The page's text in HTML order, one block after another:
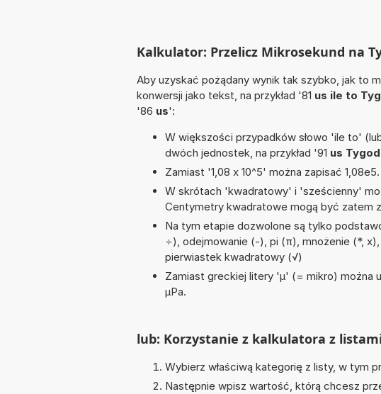
Kalkulator: Przelicz Mikrosekund na
Aby uzyskać pożądany wynik tak szybko, jak to
konwersji jako tekst, na przykład '81 us ile to
'86 us':
W większości przypadków słowo 'ile to'
dwóch jednostek, na przykład '91 us
Zamiast '1,08 x 10^5' można zapisać
W skrótach 'kwadratowy' i 'sześcienny'
Centymetry kwadratowe mogą być zatem
Na tym etapie dozwolone są tylko
÷), odejmowanie (-), pi (π), mnożenie (*,
pierwiastek kwadratowy (√)
Zamiast greckiej litery 'µ' (= mikro) można
µPa.
lub: Korzystanie z kalkulatora z
Wybierz właściwą kategorię z listy, w tym
Następnie wpisz wartość, którą chcesz